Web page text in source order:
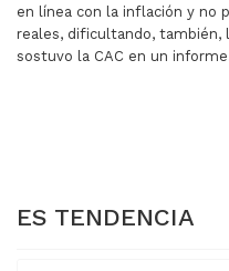
en línea con la inflación y no
reales, dificultando, también,
sostuvo la CAC en un
ES TENDENCIA